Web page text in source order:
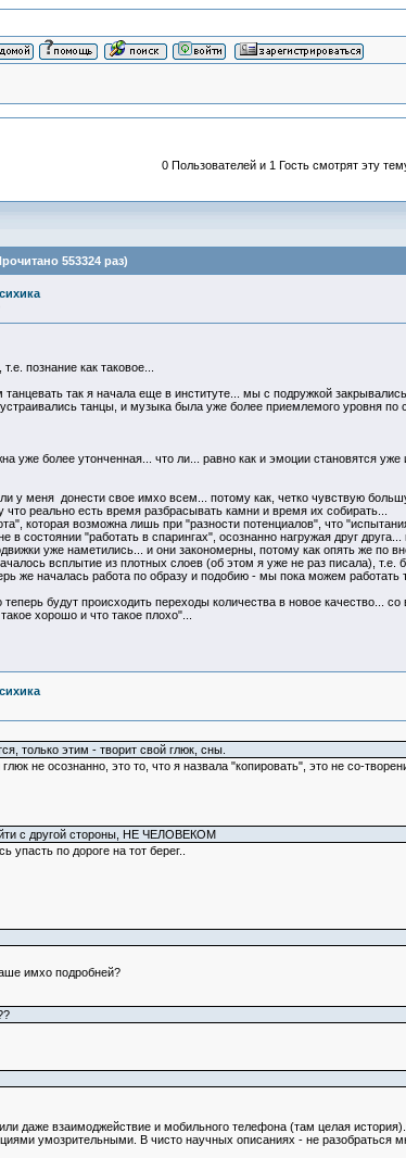
0 Пользователей и 1 Гость смотрят эту
553324 раз)
познание как таковое...
так я начала еще в институте... мы с подружкой
танцы, и музыка была уже более приемлемого уровня по
уже более утонченная... что ли... равно как и эмоции становятся уже
у меня донести свое имхо всем... потому как, четко чувствую
реально есть время разбрасывать камни и время их собирать...
которая возможна лишь при "разности потенциалов", что
в состоянии "работать в спарингах", осознанно нагружая друг
уже наметились... и они закономерны, потому как опять же
всплытие из плотных слоев (об этом я уже не раз писала),
же началась работа по образу и подобию - мы пока можем работать
будут происходить переходы количества в новое качество...
хорошо и что такое плохо"...
только этим - творит свой глюк, сны.
не осознанно, это то, что я назвала "копировать", это не со-
с другой стороны, НЕ ЧЕЛОВЕКОМ
по дороге на тот берег..
имхо подробней?
даже взаимоджействие и мобильного телефона (там целая
умозрительными. В чисто научных описаниях - не разобраться